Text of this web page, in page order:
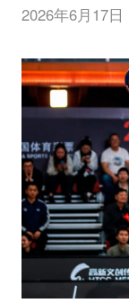
2026年6月17日